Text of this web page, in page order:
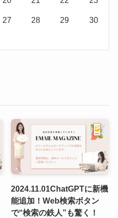
27 28 29 30
2024.11.01ChatGPTに新機
能追加！Web検索ボタン
で“検索の鉄人”も驚く！